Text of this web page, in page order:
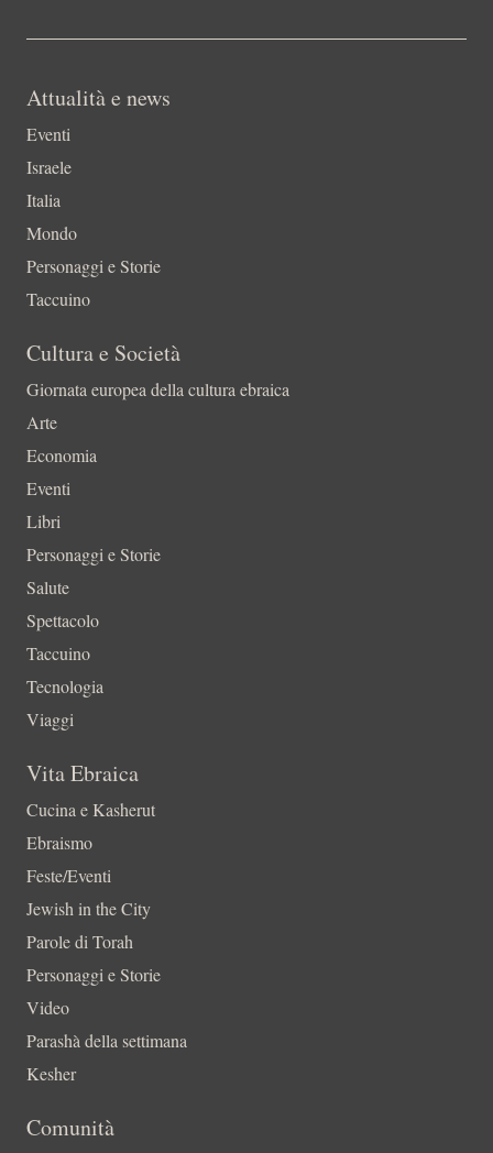
Attualità e news
Eventi
Israele
Italia
Mondo
Personaggi e Storie
Taccuino
Cultura e Società
Giornata europea della cultura ebraica
Arte
Economia
Eventi
Libri
Personaggi e Storie
Salute
Spettacolo
Taccuino
Tecnologia
Viaggi
Vita Ebraica
Cucina e Kasherut
Ebraismo
Feste/Eventi
Jewish in the City
Parole di Torah
Personaggi e Storie
Video
Parashà della settimana
Kesher
Comunità